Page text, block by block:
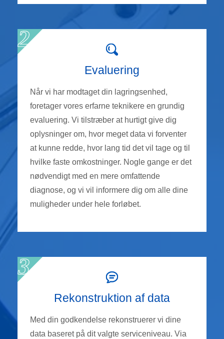
Evaluering
Når vi har modtaget din lagringsenhed,
foretager vores erfarne teknikere en grundig
evaluering. Vi tilstræber at hurtigt give dig
oplysninger om, hvor meget data vi forventer
at kunne redde, hvor lang tid det vil tage og til
hvilke faste omkostninger. Nogle gange er det
nødvendigt med en mere omfattende
diagnose, og vi vil informere dig om alle dine
muligheder under hele forløbet.
Rekonstruktion af data
Med din godkendelse rekonstruerer vi dine
data baseret på dit valgte serviceniveau. Via